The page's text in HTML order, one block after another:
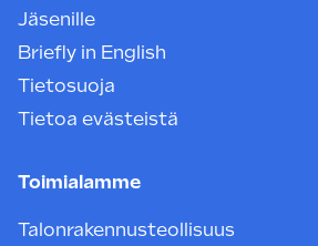
Jäsenille
Briefly in English
Tietosuoja
Tietoa evästeistä
Toimialamme
Talonrakennusteollisuus